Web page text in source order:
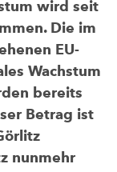
wird seit
Die im
EU-
Wachstum
bereits
Betrag ist
nunmehr